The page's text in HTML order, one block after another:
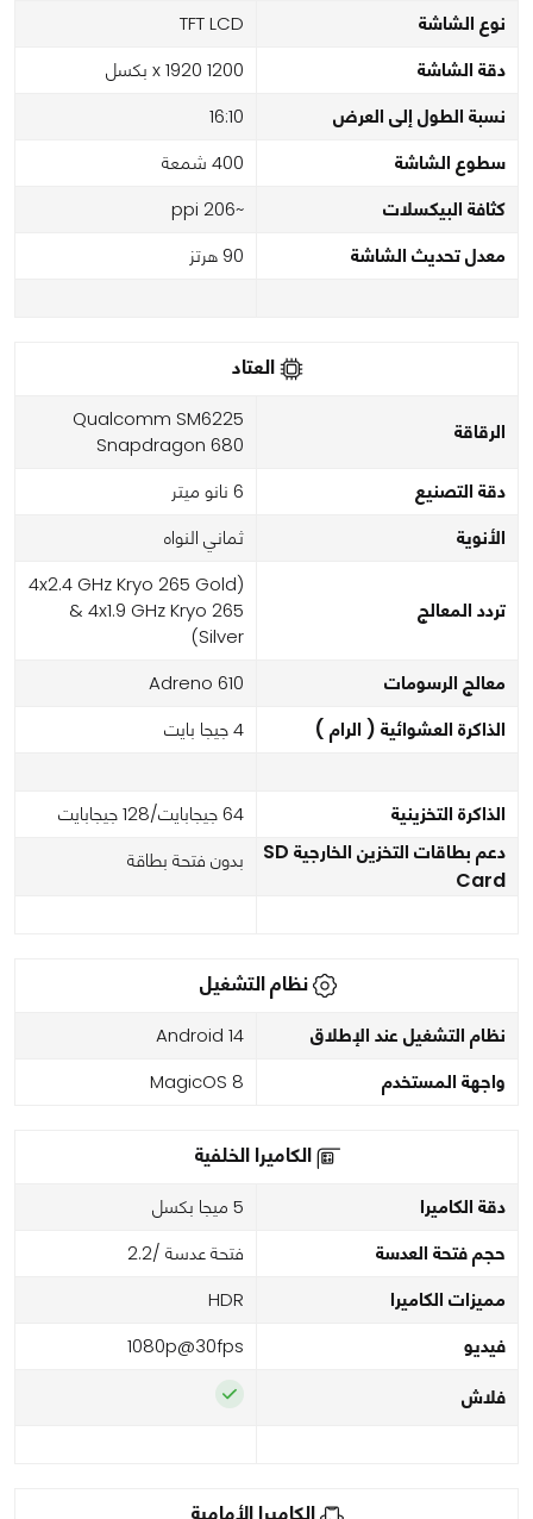
نوع الشاشة TFT LCD
دقة الشاشة 1200 x 1920 بكسل
نسبة الطول إلى العرض 16:10
سطوع الشاشة 400 شمعة
كثافة البيكسلات ~206 ppi
معدل تحديث الشاشة 90 هرتز
العتاد
الرقاقة
Qualcomm SM6225
Snapdragon 680
دقة التصنيع 6 نانو ميتر
الأنوية ثماني النواه
تردد المعالج
(4x2.4 GHz Kryo 265 Gold
& 4x1.9 GHz Kryo 265
Silver)
معالج الرسومات Adreno 610
الذاكرة العشوائية ( الرام ) 4 جيجا بايت
الذاكرة التخزينية 64 جيجابايت/128 جيجابايت
دعم بطاقات التخزين الخارجية SD
Card
بدون فتحة بطاقة
نظام التشغيل
نظام التشغيل عند الإطلاق Android 14
واجهة المستخدم MagicOS 8
الكاميرا الخلفية
دقة الكاميرا 5 ميجا بكسل
حجم فتحة العدسة فتحة عدسة /2.2
مميزات الكاميرا HDR
فيديو 1080p@30fps
فلاش